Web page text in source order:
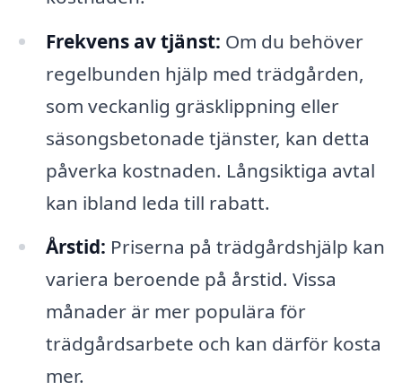
Frekvens av tjänst: Om du behöver
regelbunden hjälp med trädgården,
som veckanlig gräsklippning eller
säsongsbetonade tjänster, kan detta
påverka kostnaden. Långsiktiga avtal
kan ibland leda till rabatt.
Årstid: Priserna på trädgårdshjälp kan
variera beroende på årstid. Vissa
månader är mer populära för
trädgårdsarbete och kan därför kosta
mer.